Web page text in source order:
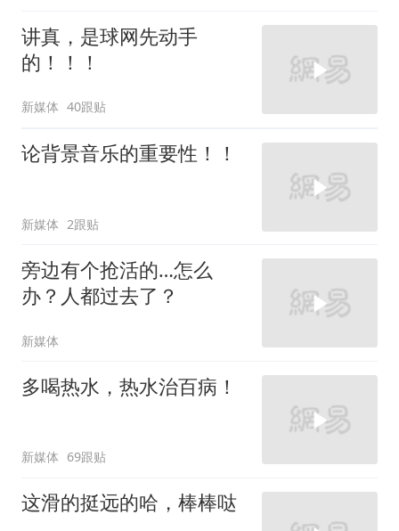
讲真，是球网先动手
的！！！
新媒体 40跟贴
论背景音乐的重要性！！
新媒体 2跟贴
旁边有个抢活的…怎么
办？人都过去了？
新媒体
多喝热水，热水治百病！
新媒体 69跟贴
这滑的挺远的哈，棒棒哒